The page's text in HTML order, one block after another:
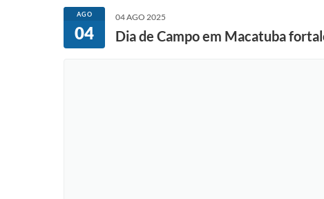
AGO
04
04 AGO 2025
Dia de Campo em Macatuba